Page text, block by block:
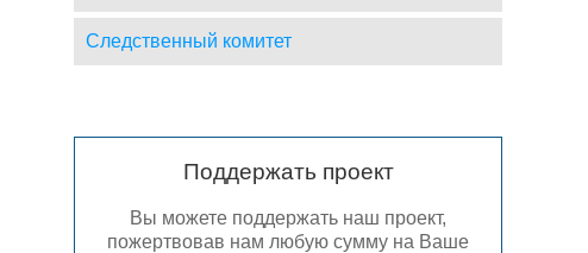
Следственный комитет
Поддержать проект
Вы можете поддержать наш проект,
пожертвовав нам любую сумму на Ваше